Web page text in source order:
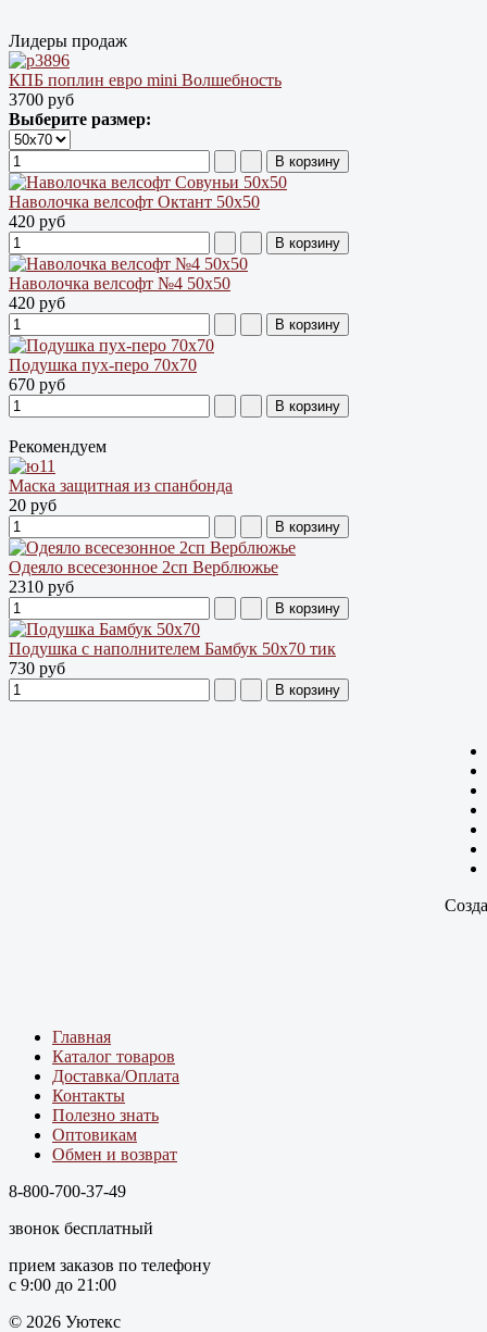
Лидеры продаж
КПБ поплин евро mini Волшебность
3700 руб
Выберите размер:
Наволочка велсофт Октант 50х50
420 руб
Наволочка велсофт №4 50х50
420 руб
Подушка пух-перо 70х70
670 руб
Рекомендуем
Маска защитная из спанбонда
20 руб
Одеяло всесезонное 2сп Верблюжье
2310 руб
Подушка с наполнителем Бамбук 50х70 тик
730 руб
Главная
Каталог товаров
Доставка/Оплата
Контакты
Полезно знать
Оптовикам
Обмен и возврат
8-800-700-37-49
звонок бесплатный
прием заказов по телефону
с 9:00 до 21:00
© 2026 Уютекс